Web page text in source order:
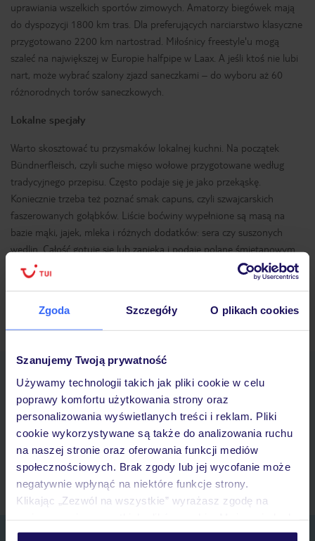
Zgoda Szczegóły O plikach cookies
Szanujemy Twoją prywatność
Używamy technologii takich jak pliki cookie w celu
poprawy komfortu użytkowania strony oraz
personalizowania wyświetlanych treści i reklam. Pliki
cookie wykorzystywane są także do analizowania ruchu
na naszej stronie oraz oferowania funkcji mediów
społecznościowych. Brak zgody lub jej wycofanie może
negatywnie wpłynąć na niektóre funkcje strony.
Klikając „Zezwól na wszystkie” wyrażasz zgodę na
personalizować swój wybór wchodząc w zakładkę
uprawiania wszelkich sportów zimowych. Amatorzy biegówek mają
do dyspozycji 1800 km tras. Dla preferujących narciarstwo klasyczne
przygotowano 2200 km nartostrad. Miłośnicy freestyle'u mogą
szaleć na największej w Europie halfpipe w Laax. A jeśli ktoś nie lubi
nart, może wybrać szalony zjazd saneczkami – do wyboru aż 60
różnorodnych torów saneczkowych.
Lokalne specjały
Warto skosztować tu przysmaków lokalnej kuchni. Na początek
Bündnerfleisch, czyli suche mięso wołowe przygotowane według
tradycyjnego przepisu. Często podaje się je jako przekąskę.
Koniecznie trzeba też poznać smak capuns, czyli szwajcarskich
faszerowanych gołąbków. Liście boćwiny wypełnione są masą na
bazie mąki, jajek, mleka i różnych dodatków: sera czy suszonych
wędlin. Całość gotuje się lub zapieka i podaje polane śmietanowym
sosem. Smakuje naprawdę dobrze.
Pobierz bezpłatną aplikację TUI
Szybkie wyszukiwanie i przeglądanie ofert
Lista ulubionych ofert i możliwość ich udostępniania
Historia wyszukiwań i ostatnio oglądanych ofert
Kontakt z TUI i wszystkie informacje o Twojej rezerwacji w
myTUI